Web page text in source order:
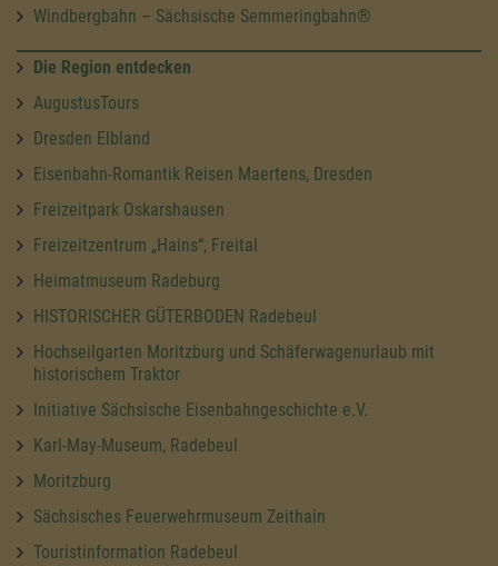
Windbergbahn – Sächsische Semmeringbahn®
Die Region entdecken
AugustusTours
Dresden Elbland
Eisenbahn-Romantik Reisen Maertens, Dresden
Freizeitpark Oskarshausen
Freizeitzentrum „Hains“, Freital
Heimatmuseum Radeburg
HISTORISCHER GÜTERBODEN Radebeul
Hochseilgarten Moritzburg und Schäferwagenurlaub mit
historischem Traktor
Initiative Sächsische Eisenbahngeschichte e.V.
Karl-May-Museum, Radebeul
Moritzburg
Sächsisches Feuerwehrmuseum Zeithain
Touristinformation Radebeul